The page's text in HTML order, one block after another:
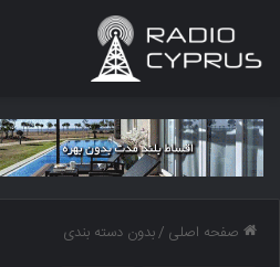
صفحه اصلی /بدون دسته بندی